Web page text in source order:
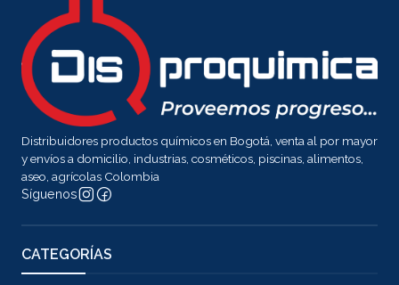
Distribuidores productos químicos en Bogotá, venta al por mayor
y envíos a domicilio, industrias, cosméticos, piscinas, alimentos,
aseo, agrícolas Colombia
Síguenos
CATEGORÍAS